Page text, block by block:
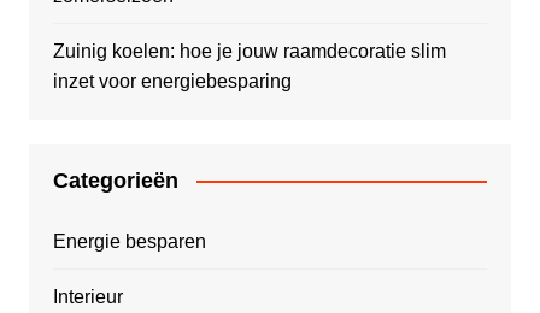
Zuinig koelen: hoe je jouw raamdecoratie slim
inzet voor energiebesparing
Categorieën
Energie besparen
Interieur